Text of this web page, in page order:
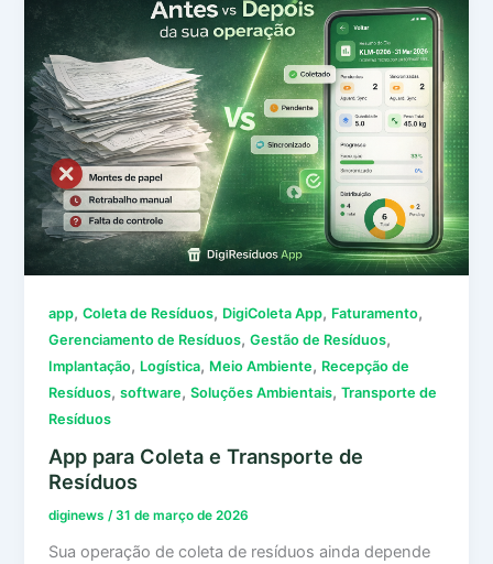
app,Coleta de Resíduos, DigiColeta App, Faturamento,
Gerenciamento de Resíduos,Gestão de Resíduos,
Implantação, Logística, Meio Ambiente, Recepção de
Resíduos,software,Soluções Ambientais,Transporte de
Resíduos
App para Coleta e Transporte de
Resíduos
diginews/31 de março de 2026
Sua operação de coleta de resíduos ainda depende